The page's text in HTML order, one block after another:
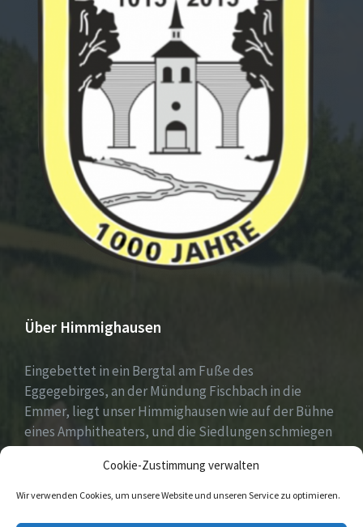
Cookie-Zustimmung verwalten
Wir verwenden Cookies, um unsere Website und unseren Service zu optimieren.
Über Himmighausen
Eingebettet in ein Bergtal am Fuße des
Eggegebirges, an der Mündung Fischbach in die
Emmer, liegt unser Himmighausen wie auf der Bühne
eines Amphitheaters, und die Siedlungen schmiegen
sich an die umgebenden, seit Jahrhunderten mit
Mischwäldern bepflanzten Berge.